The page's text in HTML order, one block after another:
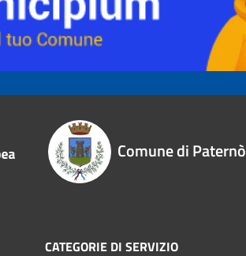
Comune di Paternò
CATEGORIE DI SERVIZIO